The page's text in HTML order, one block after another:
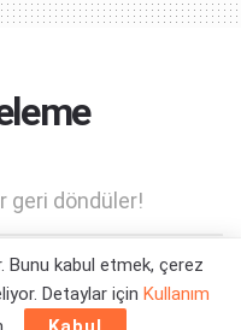
geri döndüler!
10/2023 23:29
Bunu kabul etmek, çerez
Detaylar için Kullanım